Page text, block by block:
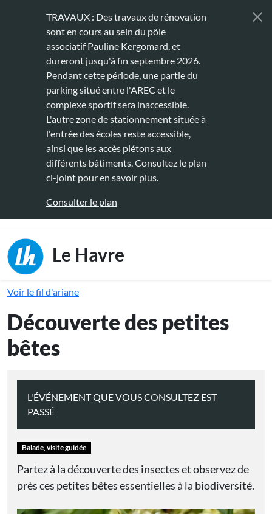
TRAVAUX : Des travaux de rénovation
sont en cours au sein du pôle
associatif Pauline Kergomard, et
dureront jusqu'à fin septembre 2026.
Pendant cette période, une partie du
parking situé entre l'AREC et le
complexe sportif sera inaccessible.
L'autre zone de stationnement située à
l'entrée des écoles reste accessible,
ainsi que les accès piétons aux
différents bâtiments. Consultez le plan
ci-joint pour en savoir plus.
Consulter le plan
Le Havre
Voir le fil d'ariane
Découverte des petites
bêtes
L'ÉVÉNEMENT QUE VOUS CONSULTEZ EST
PASSÉ
Balade, visite guidée
Partez à la découverte des insectes et observez de
près ces petites bêtes essentielles à la biodiversité.